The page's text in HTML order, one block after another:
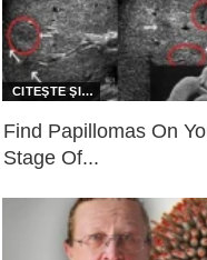
Find Papillomas On
Stage Of...